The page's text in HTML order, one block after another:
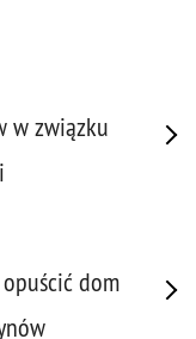
w związku
dom